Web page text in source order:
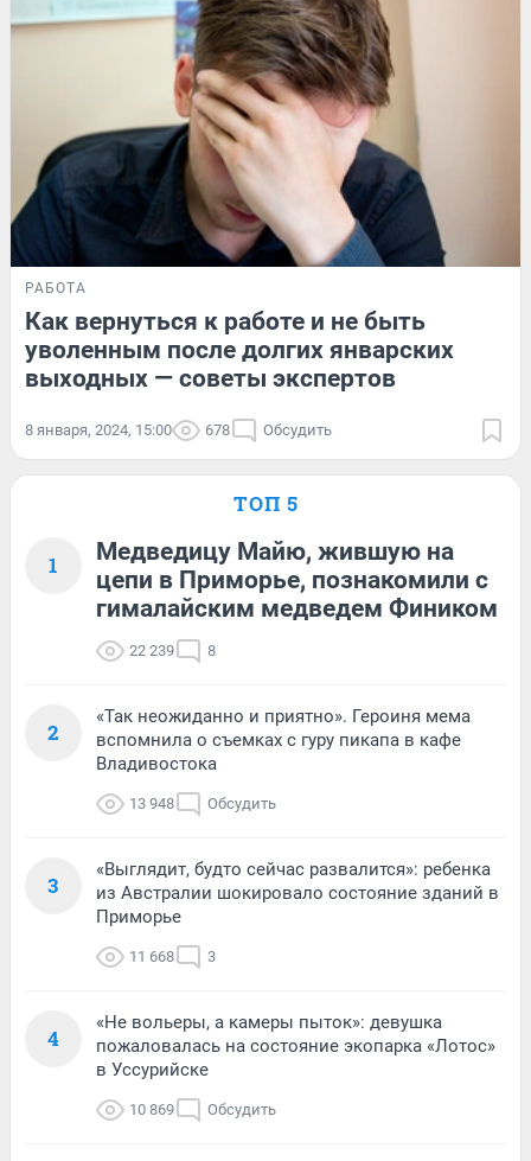
РАБОТА
Как вернуться к работе и не быть
уволенным после долгих январских
выходных — советы экспертов
8 января, 2024, 15:00 678 Обсудить
ТОП 5
1
Медведицу Майю, жившую на
цепи в Приморье, познакомили с
гималайским медведем Фиником
22 239 8
2
«Так неожиданно и приятно». Героиня мема
вспомнила о съемках с гуру пикапа в кафе
Владивостока
13 948 Обсудить
3
«Выглядит, будто сейчас развалится»: ребенка
из Австралии шокировало состояние зданий в
Приморье
11 668 3
4
«Не вольеры, а камеры пыток»: девушка
пожаловалась на состояние экопарка «Лотос»
в Уссурийске
10 869 Обсудить